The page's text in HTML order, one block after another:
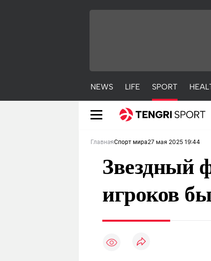
NEWS LIFE SPORT
Погода
ГлавнаяСпорт мира27 мая 2025 19:44
Звездный
игроков